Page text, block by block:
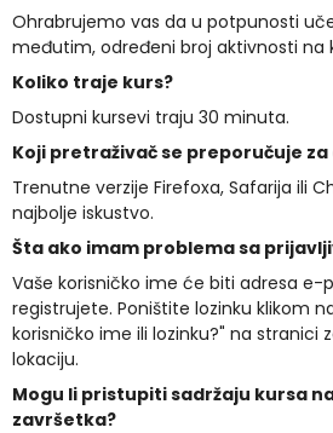
Ohrabrujemo vas da u potpunosti
međutim, određeni broj aktivnosti na
Koliko traje kurs?
Dostupni kursevi traju 30 minuta.
Koji pretraživač se preporučuje za
Trenutne verzije Firefoxa, Safarija ili
najbolje iskustvo.
Šta ako imam problema sa
Vaše korisničko ime će biti adresa e-
registrujete. Poništite lozinku klikom
korisničko ime ili lozinku?" na stranici
lokaciju.
Mogu li pristupiti sadržaju kursa
završetka?